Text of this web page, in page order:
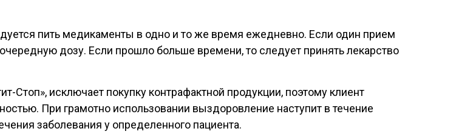
пить медикаменты в одно и то же время ежедневно. Если один прием
дозу. Если прошло больше времени, то следует принять лекарство
Стоп», исключает покупку контрафактной продукции, поэтому клиент
При грамотно использовании выздоровление наступит в течение
заболевания у определенного пациента.